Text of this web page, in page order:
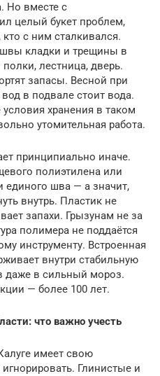
Но вместе с
целый букет проблем,
с ним сталкивался.
швы кладки и трещины в
лестница, дверь.
запасы. Весной при
в подвале стоит вода.
хранения в таком
утомительная работа.
принципиально иначе.
полиэтилена или
единого шва — а значит,
внутрь. Пластик не
запахи. Грызунам не за
полимера не поддаётся
инструменту. Встроенная
внутри стабильную
даже в сильный мороз.
— более 100 лет.
что важно учесть
имеет свою
Глинистые и